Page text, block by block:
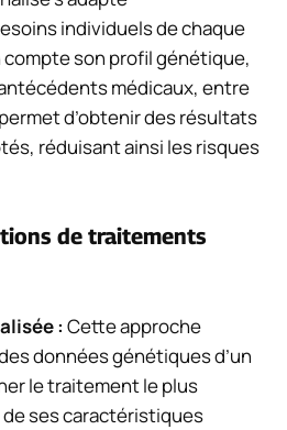
individuels de chaque
son profil génétique,
médicaux, entre
d’obtenir des résultats
réduisant ainsi les risques
de traitements
: Cette approche
données génétiques d’un
le traitement le plus
ses caractéristiques